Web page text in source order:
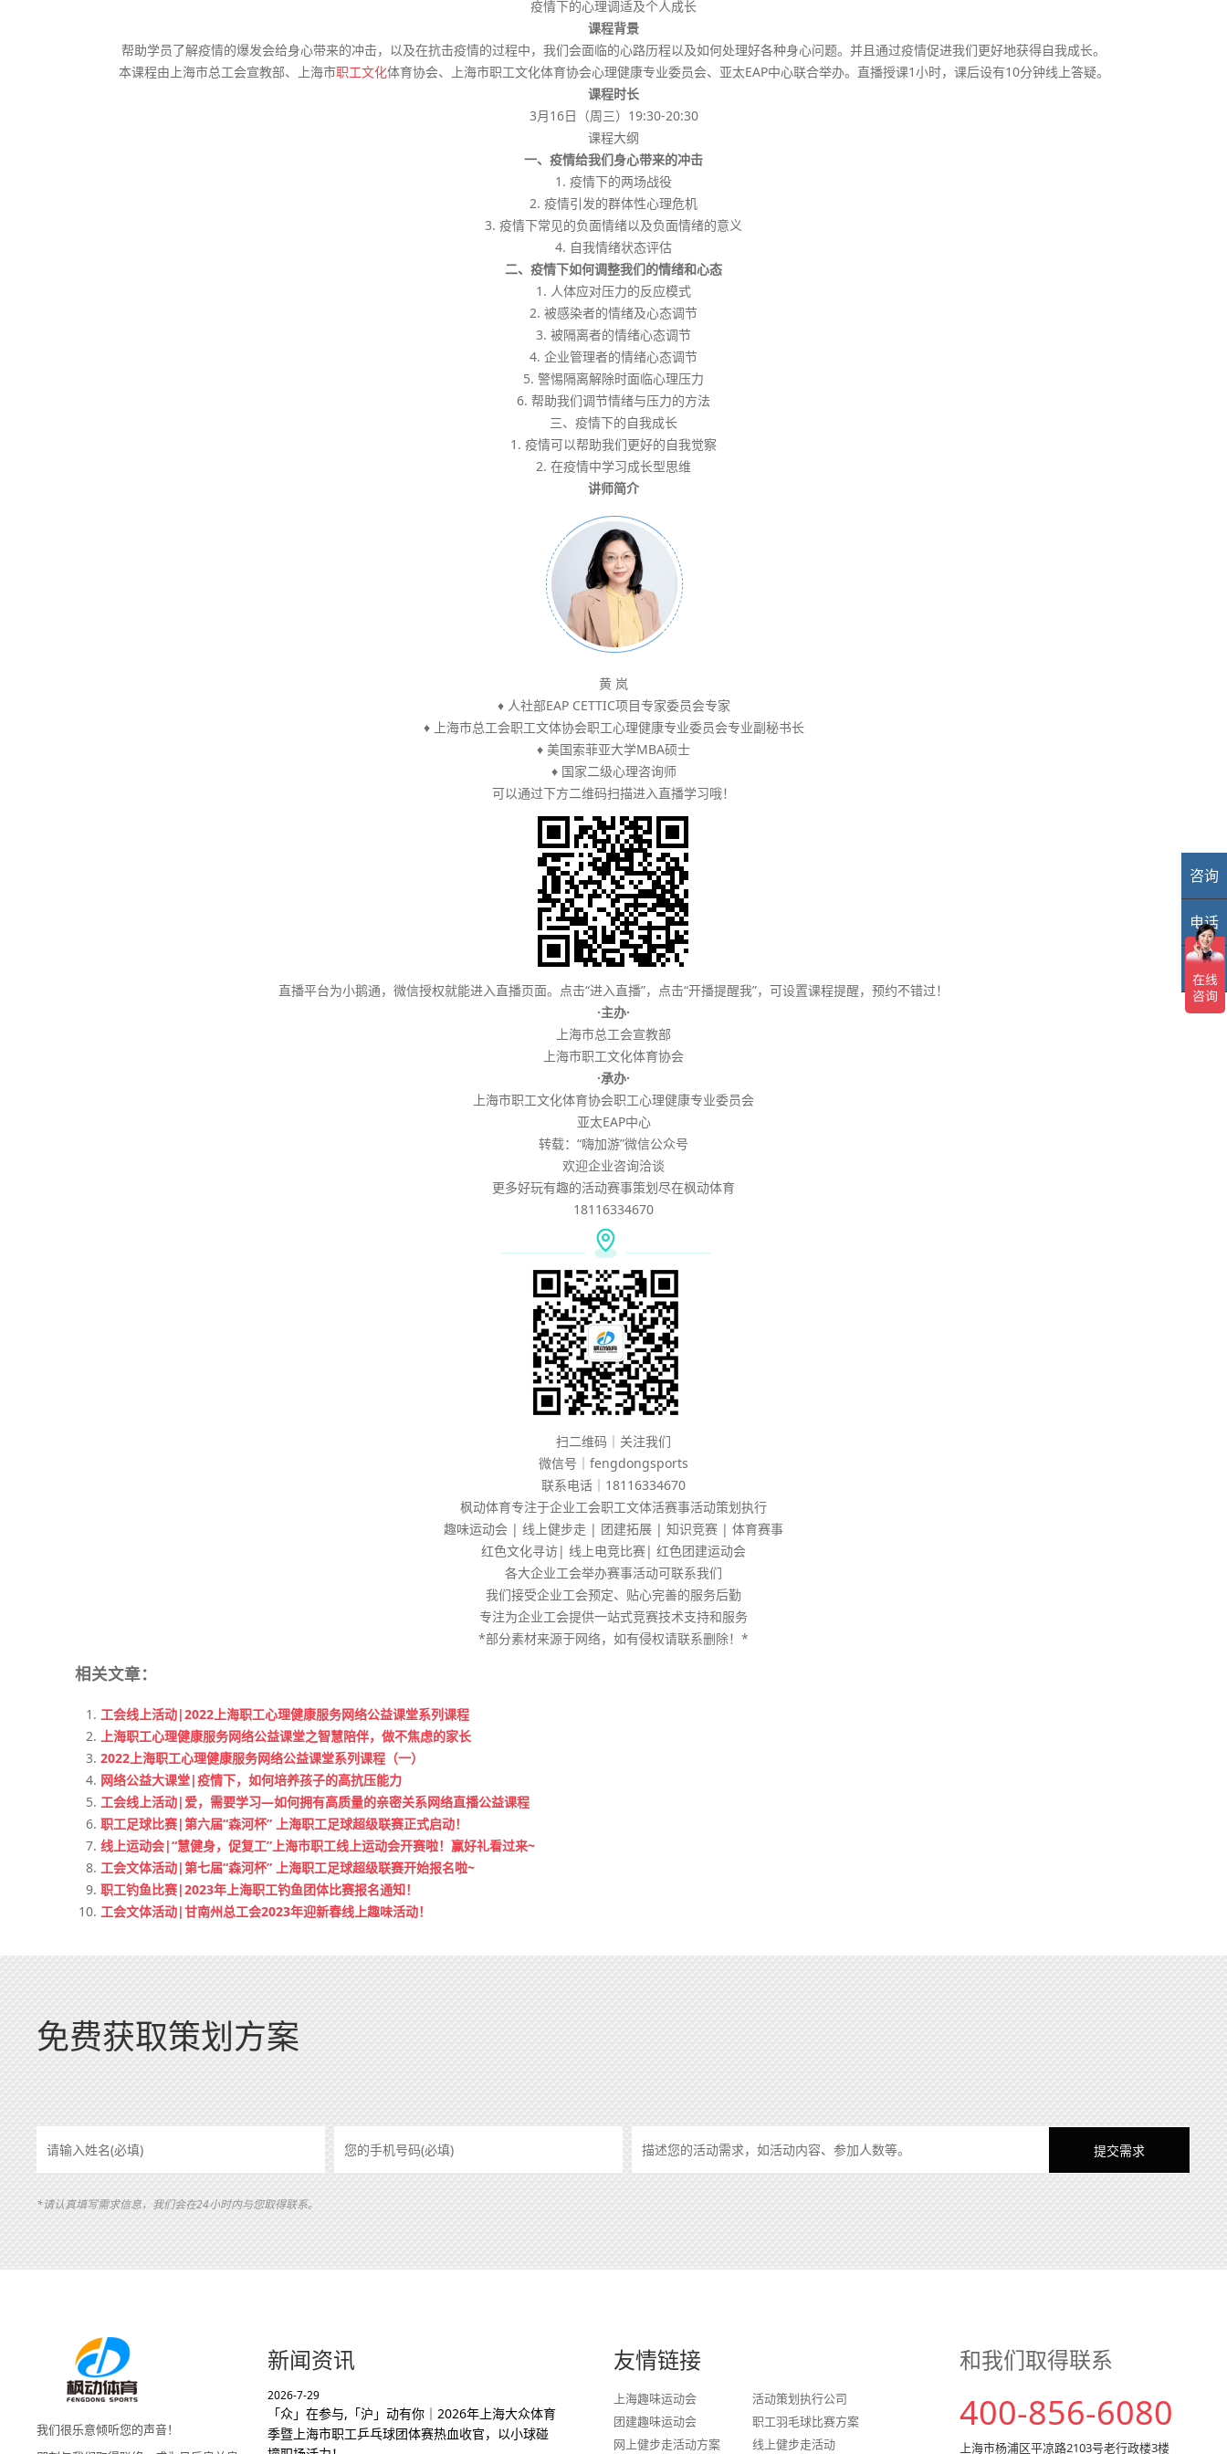
疫情下的心理调适及个人成长
课程背景
帮助学员了解疫情的爆发会给身心带来的冲击，以及在抗击疫情的过程中，我们会面临的心路历程以及如何处理好各种身心问题。并且通过疫情促进我们更好地获得自我成长。
本课程由上海市总工会宣教部、上海市职工文化体育协会、上海市职工文化体育协会心理健康专业委员会、亚太EAP中心联合举办。直播授课1小时，课后设有10分钟线上答疑。
课程时长
3月16日（周三）19:30-20:30
课程大纲
一、疫情给我们身心带来的冲击
1. 疫情下的两场战役
2. 疫情引发的群体性心理危机
3. 疫情下常见的负面情绪以及负面情绪的意义
4. 自我情绪状态评估
二、疫情下如何调整我们的情绪和心态
1. 人体应对压力的反应模式
2. 被感染者的情绪及心态调节
3. 被隔离者的情绪心态调节
4. 企业管理者的情绪心态调节
5. 警惕隔离解除时面临心理压力
6. 帮助我们调节情绪与压力的方法
三、疫情下的自我成长
1. 疫情可以帮助我们更好的自我觉察
2. 在疫情中学习成长型思维
讲师简介
黄 岚
♦ 人社部EAP CETTIC项目专家委员会专家
♦ 上海市总工会职工文体协会职工心理健康专业委员会专业副秘书长
♦ 美国索菲亚大学MBA硕士
♦ 国家二级心理咨询师
可以通过下方二维码扫描进入直播学习哦！
直播平台为小鹅通，微信授权就能进入直播页面。点击“进入直播”，点击“开播提醒我”，可设置课程提醒，预约不错过！
·主办·
上海市总工会宣教部
上海市职工文化体育协会
·承办·
上海市职工文化体育协会职工心理健康专业委员会
亚太EAP中心
转载：“嗨加游”微信公众号
欢迎企业咨询洽谈
更多好玩有趣的活动赛事策划尽在枫动体育
18116334670
扫二维码｜关注我们
微信号｜fengdongsports
联系电话｜18116334670
枫动体育专注于企业工会职工文体活赛事活动策划执行
趣味运动会 | 线上健步走 | 团建拓展 | 知识竞赛 | 体育赛事
红色文化寻访| 线上电竞比赛| 红色团建运动会
各大企业工会举办赛事活动可联系我们
我们接受企业工会预定、贴心完善的服务后勤
专注为企业工会提供一站式竞赛技术支持和服务
*部分素材来源于网络，如有侵权请联系删除！*
相关文章：
工会线上活动|2022上海职工心理健康服务网络公益课堂系列课程
上海职工心理健康服务网络公益课堂之智慧陪伴，做不焦虑的家长
2022上海职工心理健康服务网络公益课堂系列课程（一）
网络公益大课堂|疫情下，如何培养孩子的高抗压能力
工会线上活动|爱，需要学习—如何拥有高质量的亲密关系网络直播公益课程
职工足球比赛|第六届“森河杯” 上海职工足球超级联赛正式启动！
线上运动会|“慧健身，促复工”上海市职工线上运动会开赛啦！赢好礼看过来~
工会文体活动|第七届“森河杯” 上海职工足球超级联赛开始报名啦~
职工钓鱼比赛|2023年上海职工钓鱼团体比赛报名通知！
工会文体活动|甘南州总工会2023年迎新春线上趣味活动！
免费获取策划方案
*请认真填写需求信息，我们会在24小时内与您取得联系。
我们很乐意倾听您的声音！
新闻资讯
2026-7-29
「众」在参与,「沪」动有你｜2026年上海大众体育
季暨上海市职工乒乓球团体赛热血收官，以小球碰
友情链接
上海趣味运动会
活动策划执行公司
团建趣味运动会
职工羽毛球比赛方案
网上健步走活动方案
线上健步走活动
和我们取得联系
400-856-6080
上海市杨浦区平凉路2103号老行政楼3楼
业
咨询
电话
TOP